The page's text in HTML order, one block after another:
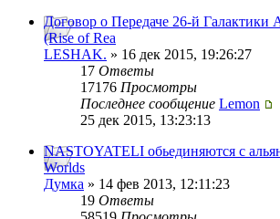
Договор о Передаче 26-й
(Rise of Rea
LESHAK. » 16 дек 2015, 19:26:27
17 Ответы
17176 Просмотры
Последнее сообщение Lemon
25 дек 2015, 13:23:13
NASTOYATELI обьединяются с
Worlds
Думка » 14 фев 2013, 12:11:23
19 Ответы